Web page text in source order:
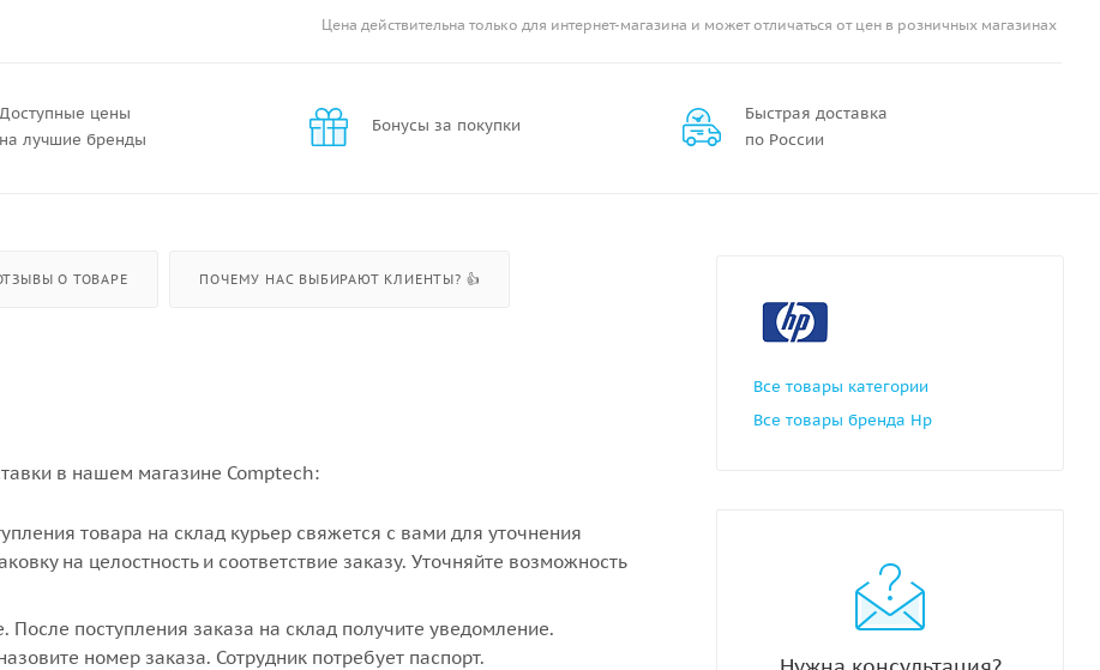
Цена действительна только для интернет-магазина и может отличаться от цен в розничных магазинах
Доступные цены
на лучшие бренды
Бонусы за покупки
Быстрая доставка
по России
О ТОВАРЕ ПОЧЕМУ НАС ВЫБИРАЮТ КЛИЕНТЫ? 👍
в нашем магазине Comptech:
товара на склад курьер свяжется с вами для уточнения
на целостность и соответствие заказу. Уточняйте возможность
поступления заказа на склад получите уведомление.
номер заказа. Сотрудник потребует паспорт.
Все товары категории
Все товары бренда Hp